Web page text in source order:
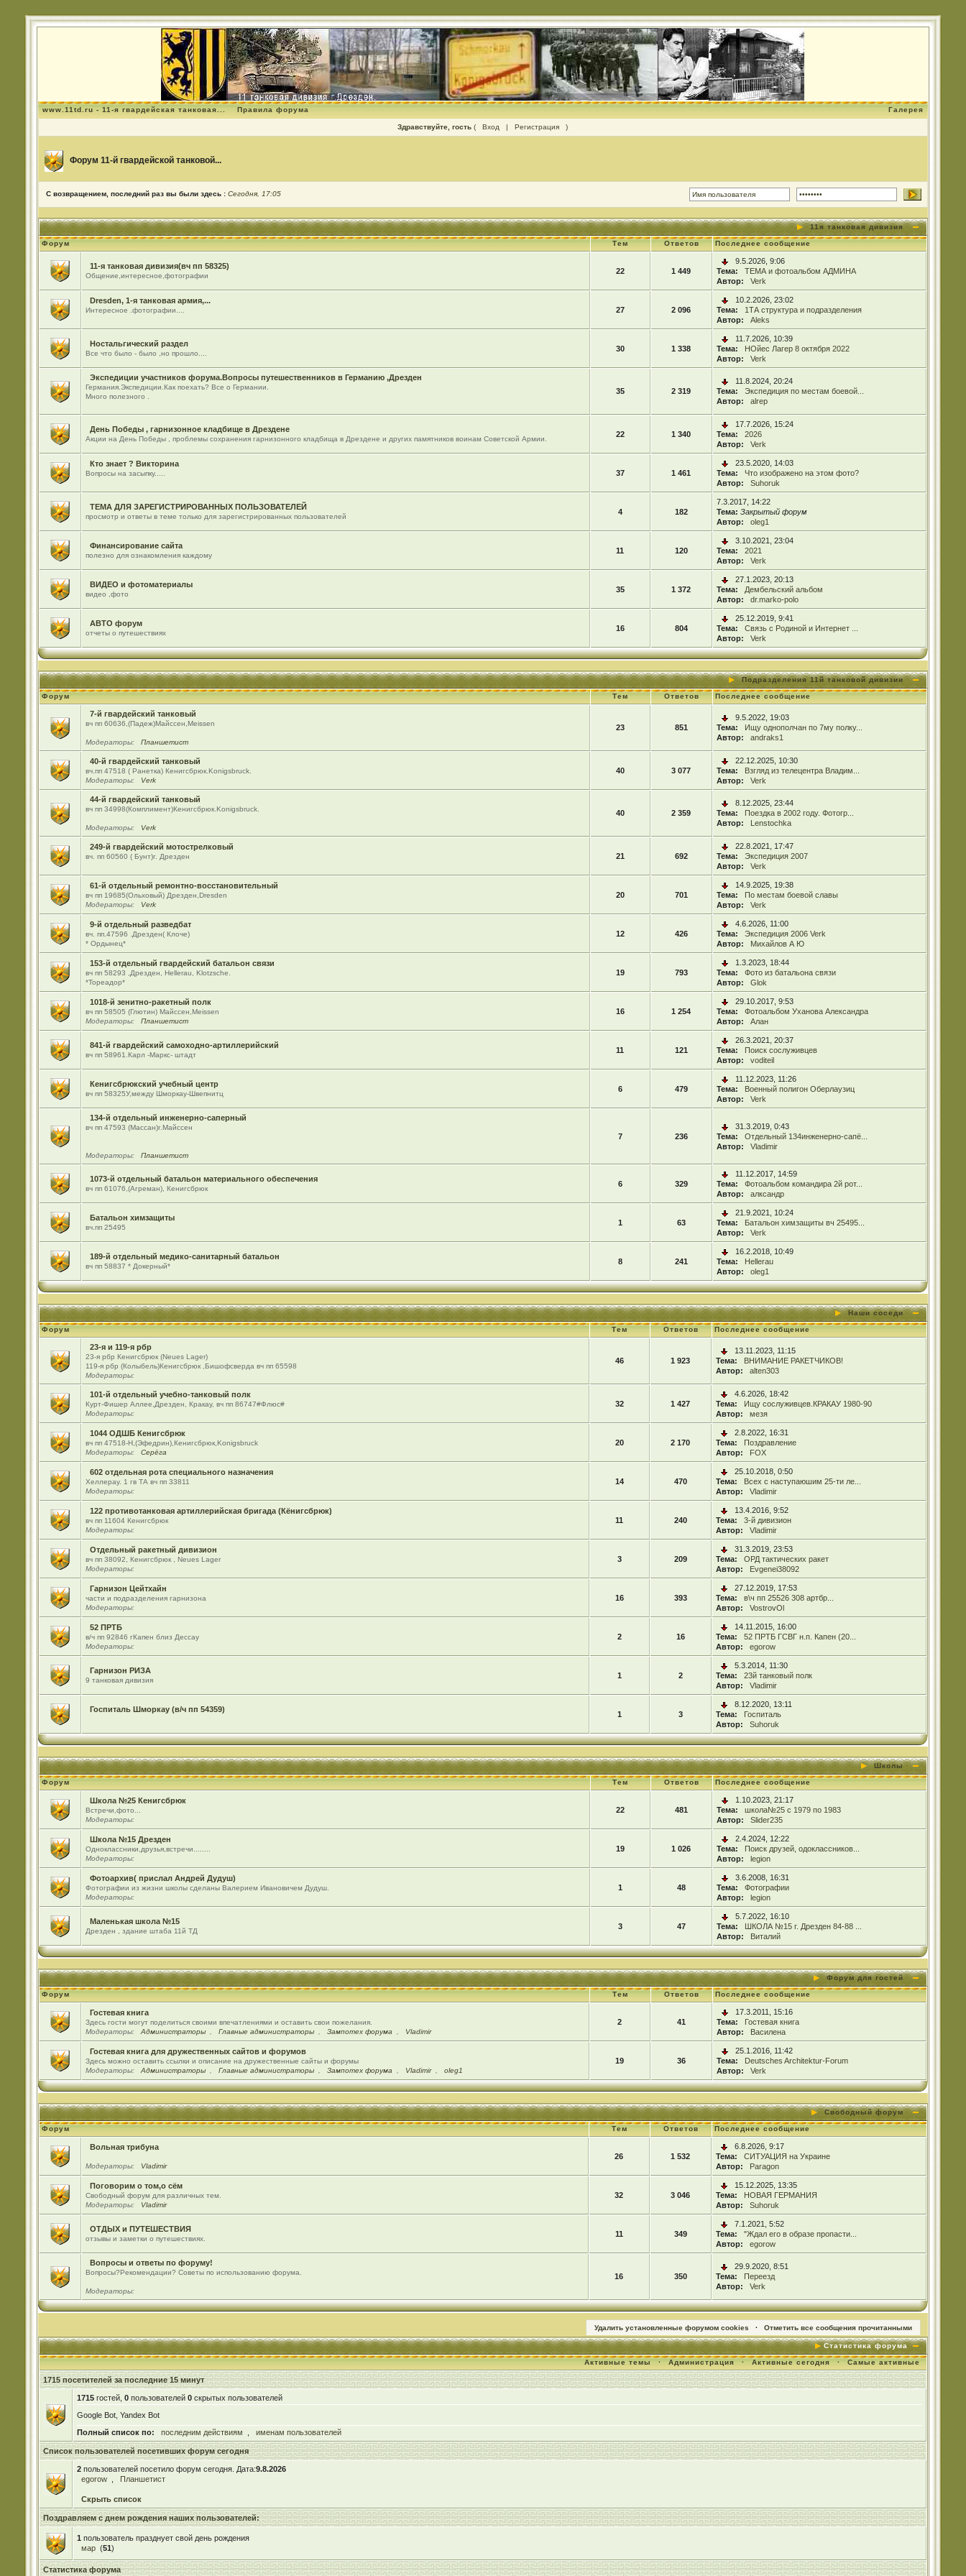
www.11td.ru - 11-я гвардейская танковая... Правила форума Галерея
Здравствуйте, гость ( Вход | Регистрация )
Форум 11-й гвардейской танковой...
С возвращением, последний раз вы были здесь : Сегодня, 17:05
11я танковая дивизия
Форум Тем Ответов Последнее сообщение
11-я танковая дивизия(вч пп 58325)
Общение,интересное,фотографии
22 1 449
9.5.2026, 9:06
Тема:
ТЕМА и фотоальбом АДМИНА
Автор:
Verk
Dresden, 1-я танковая армия,...
Интересное .фотографии.... 27 2 096
10.2.2026, 23:02
Тема:
1ТА структура и подразделения
Автор:
Aleks
Ностальгический раздел
Все что было - было ,но прошло....
30 1 338
11.7.2026, 10:39
Тема:
НОйес Лагер 8 октября 2022
Автор:
Verk
Экспедиции участников форума.Вопросы путешественников в Германию ,Дрезден
Германия.Экспедиции.Как поехать? Все о Германии.
Много полезного .
35 2 319
11.8.2024, 20:24
Тема:
Экспедиция по местам боевой...
Автор:
alrep
День Победы , гарнизонное кладбище в Дрездене
Акции на День Победы , проблемы сохранения гарнизонного кладбища в Дрездене и других памятников воинам Советской Армии.
22 1 340
17.7.2026, 15:24
Тема:
2026
Автор:
Verk
Кто знает ? Викторина
Вопросы на засыпку..... 37 1 461
23.5.2020, 14:03
Тема:
Что изображено на этом фото?
Автор:
Suhoruk
ТЕМА ДЛЯ ЗАРЕГИСТРИРОВАННЫХ ПОЛЬЗОВАТЕЛЕЙ
просмотр и ответы в теме только для зарегистрированных пользователей
4 182
7.3.2017, 14:22
Тема: Закрытый форум
Автор:
oleg1
Финансирование сайта
полезно для ознакомления каждому
11 120
3.10.2021, 23:04
Тема:
2021
Автор:
Verk
ВИДЕО и фотоматериалы
видео ,фото
35 1 372
27.1.2023, 20:13
Тема:
Дембельский альбом
Автор:
dr.marko-polo
АВТО форум
отчеты о путешествиях
16 804
25.12.2019, 9:41
Тема:
Связь с Родиной и Интернет ...
Автор:
Verk
Подразделения 11й танковой дивизии
Форум Тем Ответов Последнее сообщение
7-й гвардейский танковый
вч пп 60636,(Падеж)Майсcен,Meissen
Модераторы: Планшетист
23 851
9.5.2022, 19:03
Тема:
Ищу однополчан по 7му полку...
Автор:
andraks1
40-й гвардейский танковый
вч.пп 47518 ( Ранетка) Кенигсбрюк.Konigsbruck.
Модераторы:
Verk
40 3 077
22.12.2025, 10:30
Тема:
Взгляд из телецентра Владим...
Автор:
Verk
44-й гвардейский танковый
вч пп 34998(Комплимент)Кенигсбрюк.Konigsbruck.
Модераторы: Verk
40 2 359
8.12.2025, 23:44
Тема:
Поездка в 2002 году. Фотогр...
Автор:
Lenstochka
249-й гвардейский мотострелковый
вч. пп 60560 ( Бунт)г. Дрезден 21 692
22.8.2021, 17:47
Тема:
Экспедиция 2007
Автор:
Verk
61-й отдельный ремонтно-восстановительный
вч пп 19685(Ольховый) Дрезден,Dresden
Модераторы:
Verk
20 701
14.9.2025, 19:38
Тема:
По местам боевой славы
Автор:
Verk
9-й отдельный разведбат
вч. пп.47596 .Дрезден( Клоче)
* Ордынец*
12 426
4.6.2026, 11:00
Тема:
Экспедиция 2006 Verk
Автор:
Михайлов А Ю
153-й отдельный гвардейский батальон связи
вч пп 58293 ,Дрезден, Hellerau, Klotzsche.
*Тореадор*
19 793
1.3.2023, 18:44
Тема:
Фото из батальона связи
Автор:
Glok
1018-й зенитно-ракетный полк
вч пп 58505 (Глютин) Майсcен,Meissen
Модераторы:
Планшетист
16 1 254
29.10.2017, 9:53
Тема:
Фотоальбом Уханова Александра
Автор:
Алан
841-й гвардейский самоходно-артиллерийский
вч пп 58961.Карл -Маркс- штадт
11 121
26.3.2021, 20:37
Тема:
Поиск сослуживцев
Автор:
voditeil
Кенигсбрюкский учебный центр
вч пп 58325У,между Шморкау-Швепнитц
6 479
11.12.2023, 11:26
Тема:
Военный полигон Оберлаузиц
Автор:
Verk
134-й отдельный инженерно-саперный
вч пп 47593 (Массан)г.Майссен
Модераторы: Планшетист
7 236
31.3.2019, 0:43
Тема:
Отдельный 134инженерно-сапё...
Автор:
Vladimir
1073-й отдельный батальон материального обеспечения
вч пп 61076,(Агреман), Кенигсбрюк
6 329
11.12.2017, 14:59
Тема:
Фотоальбом командира 2й рот...
Автор:
алксандр
Батальон химзащиты
вч.пп 25495
1 63
21.9.2021, 10:24
Тема:
Батальон химзащиты вч 25495...
Автор:
Verk
189-й отдельный медико-санитарный батальон
вч пп 58837 * Докерный*
8 241
16.2.2018, 10:49
Тема:
Hellerau
Автор:
oleg1
Наши соседи
Форум Тем Ответов Последнее сообщение
23-я и 119-я рбр
23-я рбр Кенигсбрюк (Neues Lager)
119-я рбр (Колыбель)Кенигсбрюк ,Бишофсверда вч пп 65598
Модераторы:
46 1 923
13.11.2023, 11:15
Тема:
ВНИМАНИЕ РАКЕТЧИКОВ!
Автор:
alten303
101-й отдельный учебно-танковый полк
Курт-Фишер Аллее,Дрезден, Кракау, вч пп 86747#Флюс#
Модераторы:
32 1 427
4.6.2026, 18:42
Тема:
Ищу сослуживцев.КРАКАУ 1980-90
Автор:
мезя
1044 ОДШБ Кенигсбрюк
вч пп 47518-Н,(Эфедрин),Кенигсбрюк,Konigsbruck
Модераторы:
Серёга
20 2 170
2.8.2022, 16:31
Тема:
Поздравление
Автор:
FOX
602 отдельная рота специального назначения
Хеллерау. 1 гв ТА вч пп 33811
Модераторы:
14 470
25.10.2018, 0:50
Тема:
Всех с наступаюшим 25-ти ле...
Автор:
Vladimir
122 противотанковая артиллерийская бригада (Кёнигсбрюк)
вч пп 11604 Кенигсбрюк
Модераторы:
11 240
13.4.2016, 9:52
Тема:
3-й дивизион
Автор:
Vladimir
Отдельный ракетный дивизион
вч пп 38092, Кенигсбрюк , Neues Lager
Модераторы:
3 209
31.3.2019, 23:53
Тема:
ОРД тактических ракет
Автор:
Evgenei38092
Гарнизон Цейтхайн
части и подразделения гарнизона
Модераторы:
16 393
27.12.2019, 17:53
Тема:
в\ч пп 25526 308 артбр...
Автор:
VostrovOl
52 ПРТБ
в/ч пп 92846 гКапен близ Дессау
Модераторы:
2 16
14.11.2015, 16:00
Тема:
52 ПРТБ ГСВГ н.п. Капен (20...
Автор:
egorow
Гарнизон РИЗА
9 танковая дивизия
1 2
5.3.2014, 11:30
Тема:
23й танковый полк
Автор:
Vladimir
Госпиталь Шморкау (в/ч пп 54359)
1 3
8.12.2020, 13:11
Тема:
Госпиталь
Автор:
Suhoruk
Школы
Форум Тем Ответов Последнее сообщение
Школа №25 Кенигсбрюк
Встречи,фото...
Модераторы:
22 481
1.10.2023, 21:17
Тема:
школа№25 с 1979 по 1983
Автор:
Slider235
Школа №15 Дрезден
Одноклассники,друзья,встречи........
Модераторы:
19 1 026
2.4.2024, 12:22
Тема:
Поиск друзей, одоклассников...
Автор:
legion
Фотоархив( прислал Андрей Дудуш)
Фотографии из жизни школы сделаны Валерием Ивановичем Дудуш.
Модераторы:
1 48
3.6.2008, 16:31
Тема:
Фотографии
Автор:
legion
Маленькая школа №15
Дрезден , здание штаба 11й ТД
3 47
5.7.2022, 16:10
Тема:
ШКОЛА №15 г. Дрезден 84-88 ...
Автор:
Виталий
Форум для гостей
Форум Тем Ответов Последнее сообщение
Гостевая книга
Здесь гости могут поделиться своими впечатлениями и оставить свои пожелания.
Модераторы:
Администраторы Главные администраторы Зампотех форума Vladimir
2 41
17.3.2011, 15:16
Тема:
Гостевая книга
Автор:
Василена
Гостевая книга для дружественных сайтов и форумов
Здесь можно оставить ссылки и описание на дружественные сайты и форумы
Модераторы:
Администраторы Главные администраторы Зампотех форума Vladimir oleg1
19 36
25.1.2016, 11:42
Тема:
Deutsches Architektur-Forum
Автор:
Verk
Свободный форум
Форум Тем Ответов Последнее сообщение
Вольная трибуна
Модераторы: Vladimir
26 1 532
6.8.2026, 9:17
Тема:
СИТУАЦИЯ на Украине
Автор:
Paragon
Поговорим о том,о сём
Свободный форум для различных тем.
Модераторы:
Vladimir
32 3 046
15.12.2025, 13:35
Тема:
НОВАЯ ГЕРМАНИЯ
Автор:
Suhoruk
ОТДЫХ и ПУТЕШЕСТВИЯ
отзывы и заметки о путешествиях.
11 349
7.1.2021, 5:52
Тема:
"Ждал его в образе пропасти...
Автор:
egorow
Вопросы и ответы по форуму!
Вопросы?Рекомендации? Советы по использованию форума.
Модераторы:
16 350
29.9.2020, 8:51
Тема:
Переезд
Автор:
Verk
Удалить установленные форумом cookies · Отметить все сообщения прочитанными
Статистика форума
Активные темы · Администрация · Активные сегодня · Самые активные
1715 посетителей за последние 15 минут
1715гостей, 0пользователей 0скрытых пользователей
Google Bot, Yandex Bot
Полный список по:
последним действиям именам пользователей
Список пользователей посетивших форум сегодня
2пользователей посетило форум сегодня. Дата:9.8.2026
egorow
Планшетист
Скрыть список
Поздравляем с днем рождения наших пользователей:
1 пользователь празднует свой день рождения
мар (51)
Статистика форума